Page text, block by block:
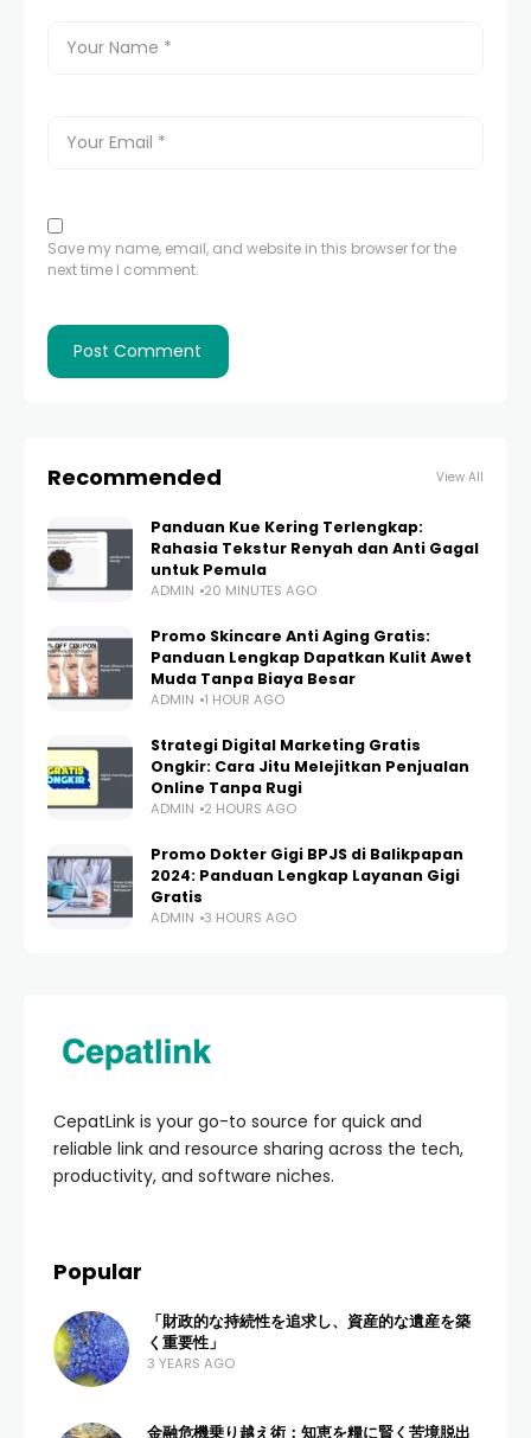
Save my name, email, and website in this browser for the
next time I comment.
Recommended View All
Panduan Kue Kering Terlengkap:
Rahasia Tekstur Renyah dan Anti Gagal
untuk Pemula
ADMIN 20 MINUTES AGO
Promo Skincare Anti Aging Gratis:
Panduan Lengkap Dapatkan Kulit Awet
Muda Tanpa Biaya Besar
ADMIN 1 HOUR AGO
Strategi Digital Marketing Gratis
Ongkir: Cara Jitu Melejitkan Penjualan
Online Tanpa Rugi
ADMIN 2 HOURS AGO
Promo Dokter Gigi BPJS di Balikpapan
2024: Panduan Lengkap Layanan Gigi
Gratis
ADMIN 3 HOURS AGO
CepatLink is your go-to source for quick and
reliable link and resource sharing across the tech,
productivity, and software niches.
Popular
「財政的な持続性を追求し、資産的な遺産を築
く重要性」
3 YEARS AGO
金融危機乗り越え術：知恵を糧に賢く苦境脱出